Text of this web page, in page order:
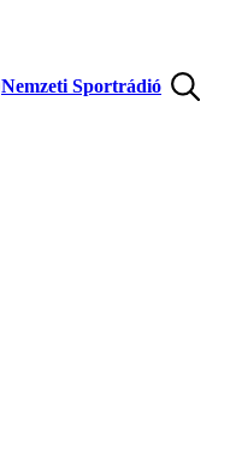
Nemzeti Sportrádió